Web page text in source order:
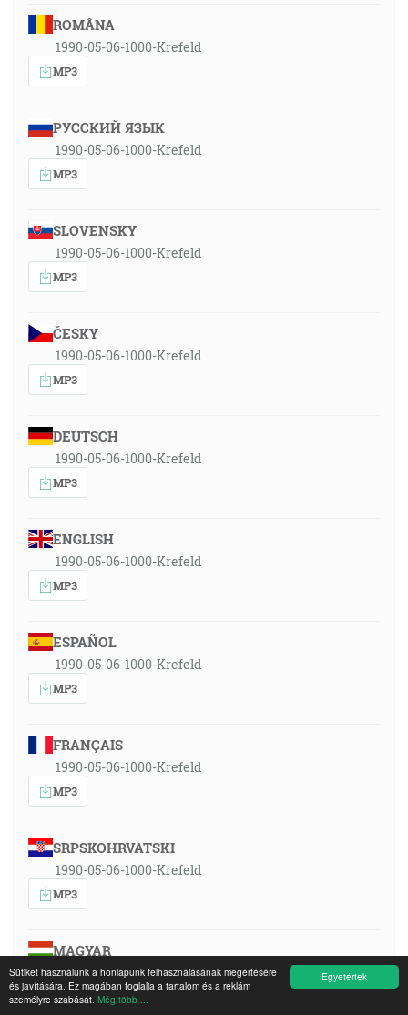
Egyetértek
Sütiket használunk a honlapunk felhasználásának megértésére
és javítására. Ez magában foglalja a tartalom és a reklám
személyre szabását. Még több ...
ROMÂNA
1990-05-06-1000-Krefeld
MP3
РУССКИЙ ЯЗЫК
1990-05-06-1000-Krefeld
MP3
SLOVENSKY
1990-05-06-1000-Krefeld
MP3
ČESKY
1990-05-06-1000-Krefeld
MP3
DEUTSCH
1990-05-06-1000-Krefeld
MP3
ENGLISH
1990-05-06-1000-Krefeld
MP3
ESPAÑOL
1990-05-06-1000-Krefeld
MP3
FRANÇAIS
1990-05-06-1000-Krefeld
MP3
SRPSKOHRVATSKI
1990-05-06-1000-Krefeld
MP3
MAGYAR
1990-05-06-1000-Krefeld
MP3